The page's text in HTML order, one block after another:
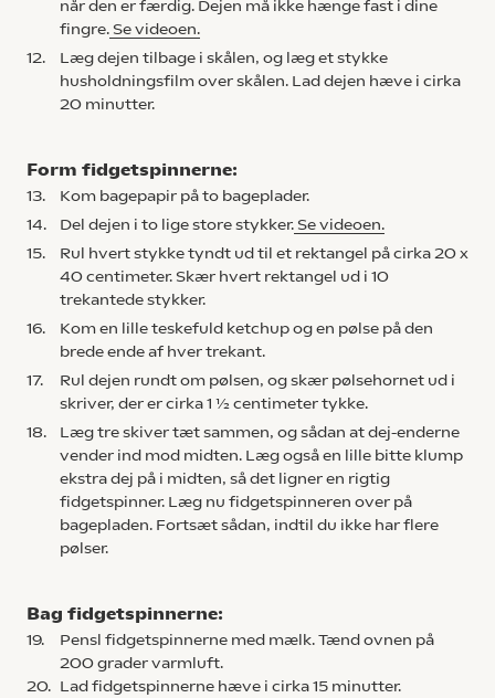
når den er færdig. Dejen må ikke hænge fast i dine
fingre. Se videoen.
12.
Læg dejen tilbage i skålen, og læg et stykke
husholdningsfilm over skålen. Lad dejen hæve i cirka
20 minutter.
Form fidgetspinnerne:
13.
Kom bagepapir på to bageplader.
14.
Del dejen i to lige store stykker. Se videoen.
15.
Rul hvert stykke tyndt ud til et rektangel på cirka 20 x
40 centimeter. Skær hvert rektangel ud i 10
trekantede stykker.
16.
Kom en lille teskefuld ketchup og en pølse på den
brede ende af hver trekant.
17.
Rul dejen rundt om pølsen, og skær pølsehornet ud i
skriver, der er cirka 1 ½ centimeter tykke.
18.
Læg tre skiver tæt sammen, og sådan at dej-enderne
vender ind mod midten. Læg også en lille bitte klump
ekstra dej på i midten, så det ligner en rigtig
fidgetspinner. Læg nu fidgetspinneren over på
bagepladen. Fortsæt sådan, indtil du ikke har flere
pølser.
Bag fidgetspinnerne:
19.
Pensl fidgetspinnerne med mælk. Tænd ovnen på
200 grader varmluft.
20. Lad fidgetspinnerne hæve i cirka 15 minutter.